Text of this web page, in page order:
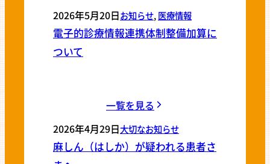
2026年5月20日お知らせ, 医療情報
電子的診療情報連携体制整備加算に
ついて
一覧を見る
2026年4月29日大切なお知らせ
麻しん（はしか）が疑われる患者さ